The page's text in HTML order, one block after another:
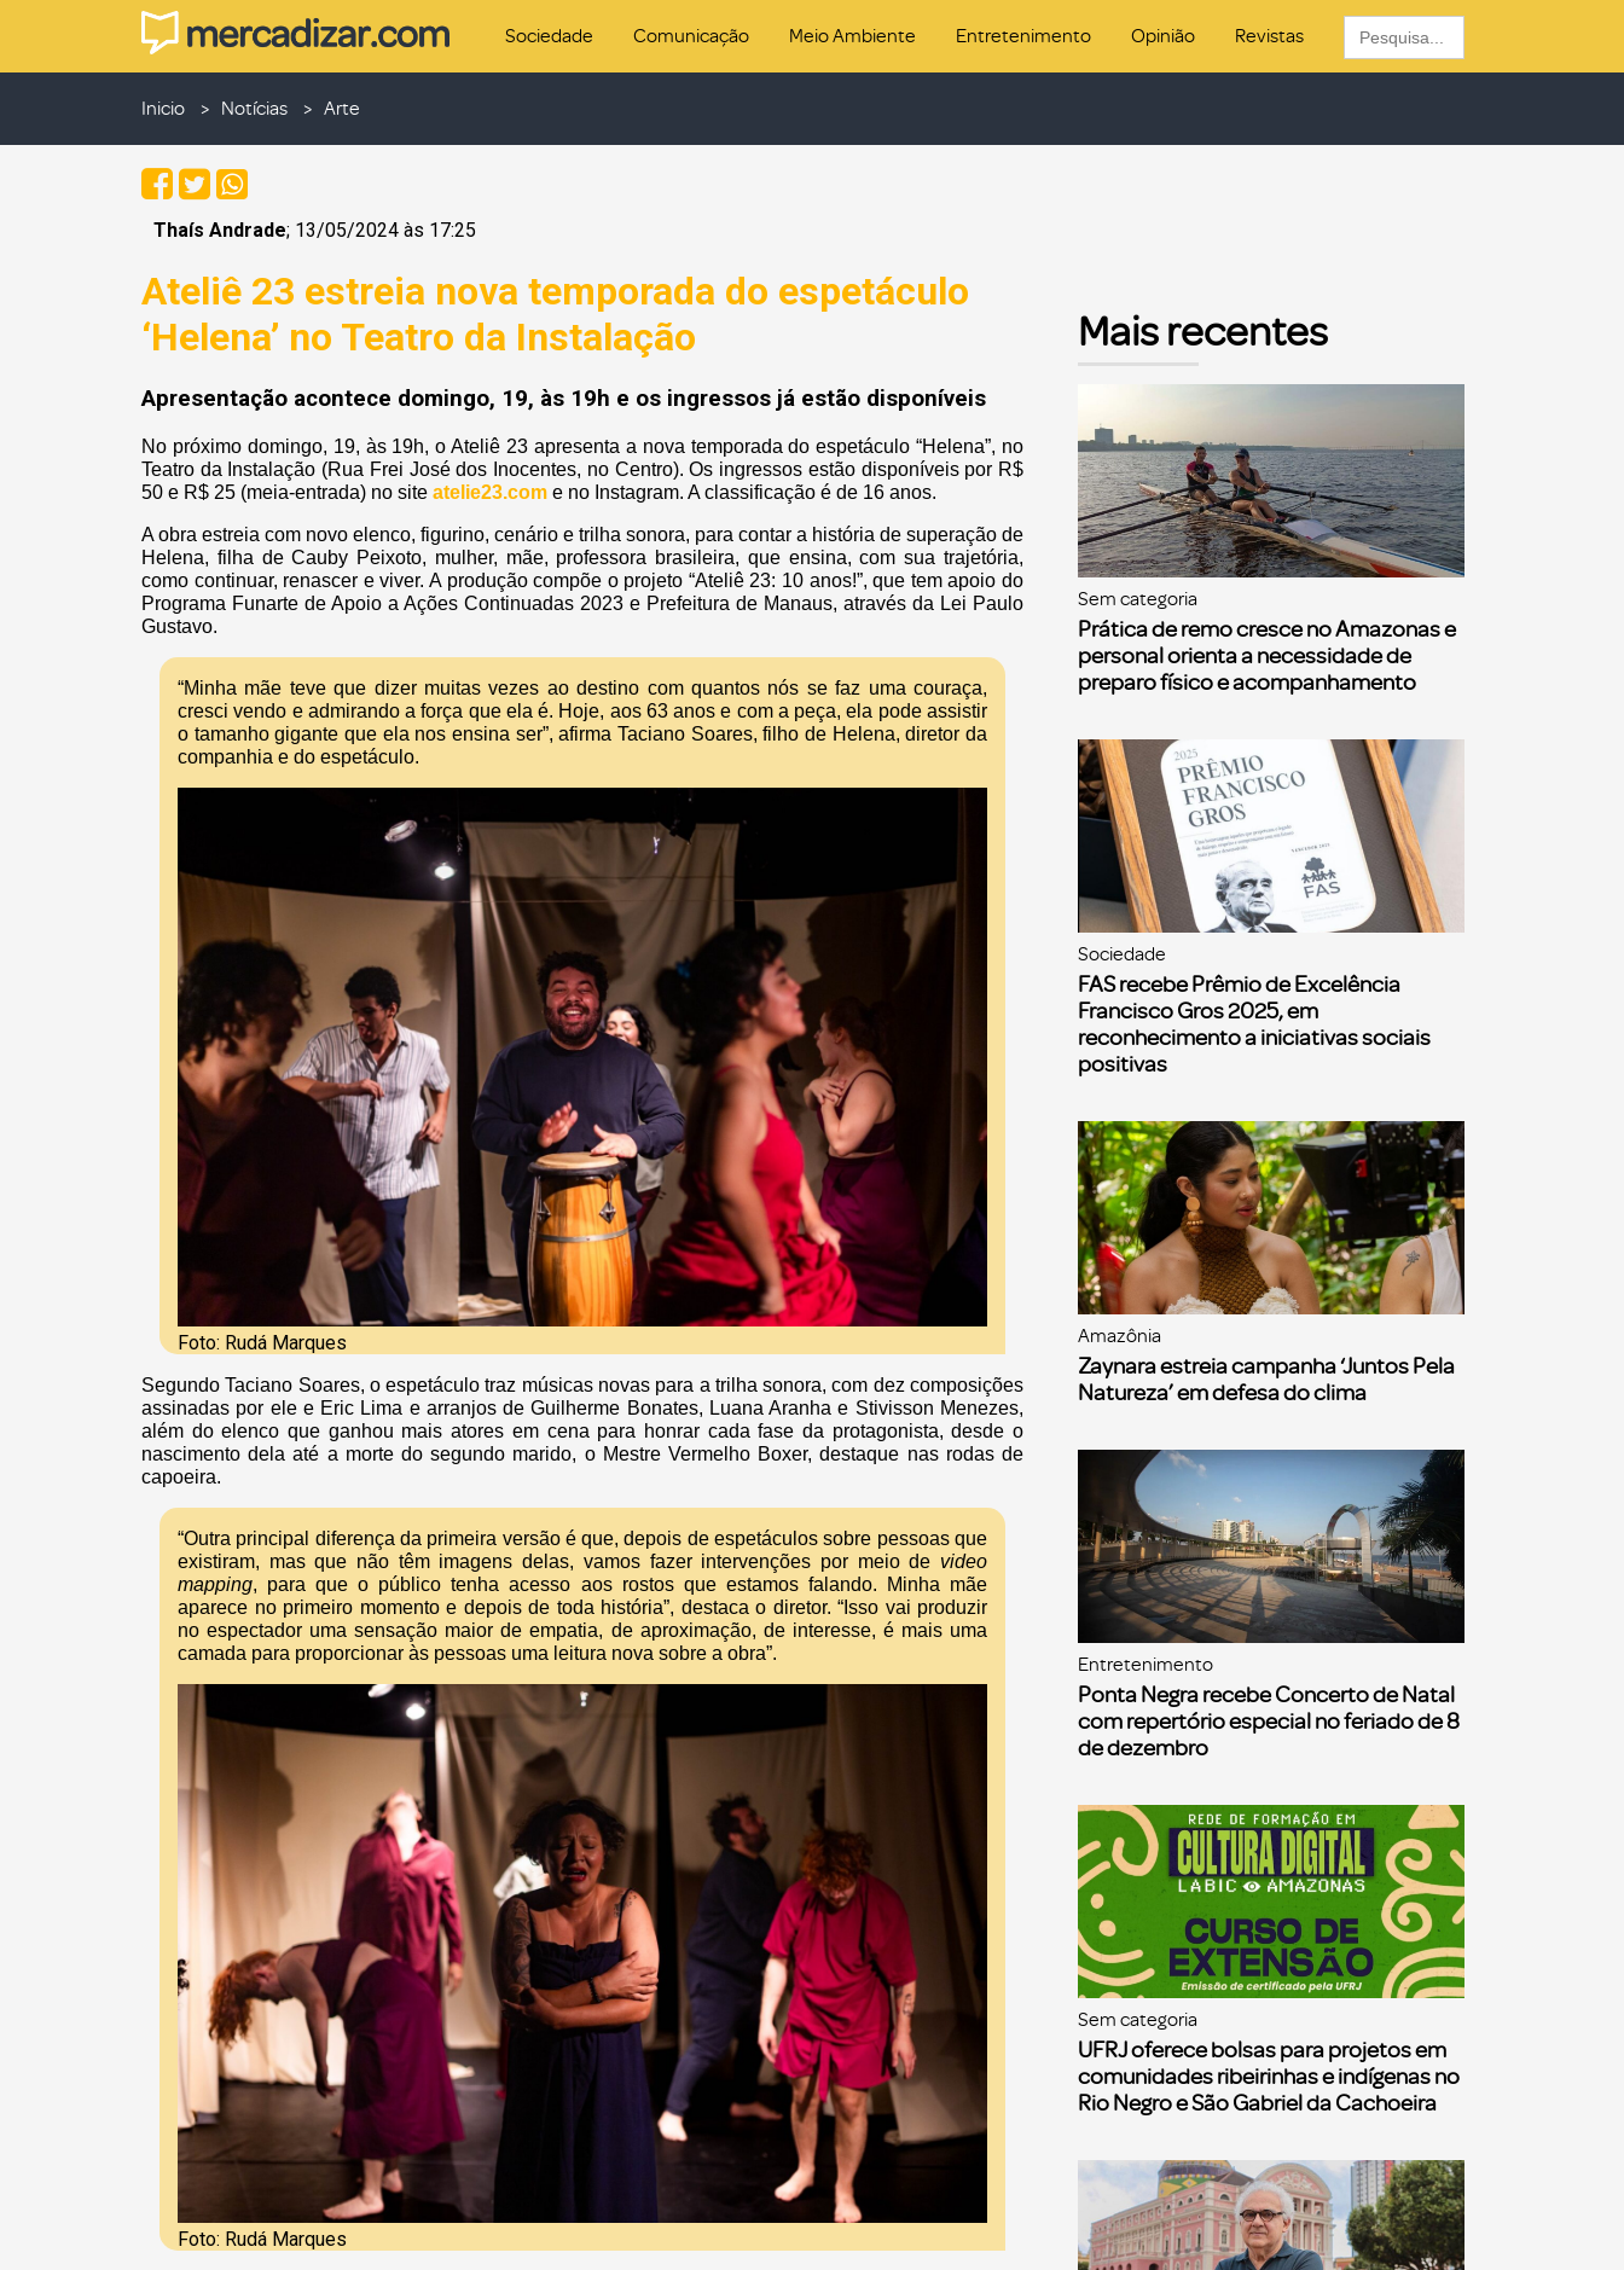
Sociedade Comunicação Meio Ambiente Entretenimento Opinião Revistas
Search
for:
Inicio Notícias Arte
Thaís Andrade; 13/05/2024 às 17:25
Ateliê 23 estreia nova temporada do espetáculo
‘Helena’ no Teatro da Instalação
Apresentação acontece domingo, 19, às 19h e os ingressos já estão disponíveis
No próximo domingo, 19, às 19h, o Ateliê 23 apresenta a nova temporada do espetáculo “Helena”, no
Teatro da Instalação (Rua Frei José dos Inocentes, no Centro). Os ingressos estão disponíveis por R$
50 e R$ 25 (meia-entrada) no site atelie23.com e no Instagram. A classificação é de 16 anos.
A obra estreia com novo elenco, figurino, cenário e trilha sonora, para contar a história de superação de
Helena, filha de Cauby Peixoto, mulher, mãe, professora brasileira, que ensina, com sua trajetória,
como continuar, renascer e viver. A produção compõe o projeto “Ateliê 23: 10 anos!”, que tem apoio do
Programa Funarte de Apoio a Ações Continuadas 2023 e Prefeitura de Manaus, através da Lei Paulo
Gustavo.
“Minha mãe teve que dizer muitas vezes ao destino com quantos nós se faz uma couraça,
cresci vendo e admirando a força que ela é. Hoje, aos 63 anos e com a peça, ela pode assistir
o tamanho gigante que ela nos ensina ser”, afirma Taciano Soares, filho de Helena, diretor da
companhia e do espetáculo.
Foto: Rudá Marques
Segundo Taciano Soares, o espetáculo traz músicas novas para a trilha sonora, com dez composições
assinadas por ele e Eric Lima e arranjos de Guilherme Bonates, Luana Aranha e Stivisson Menezes,
além do elenco que ganhou mais atores em cena para honrar cada fase da protagonista, desde o
nascimento dela até a morte do segundo marido, o Mestre Vermelho Boxer, destaque nas rodas de
capoeira.
“Outra principal diferença da primeira versão é que, depois de espetáculos sobre pessoas que
existiram, mas que não têm imagens delas, vamos fazer intervenções por meio de video
mapping, para que o público tenha acesso aos rostos que estamos falando. Minha mãe
aparece no primeiro momento e depois de toda história”, destaca o diretor. “Isso vai produzir
no espectador uma sensação maior de empatia, de aproximação, de interesse, é mais uma
camada para proporcionar às pessoas uma leitura nova sobre a obra”.
Foto: Rudá Marques
Mais recentes
Sem categoria
Prática de remo cresce no Amazonas e
personal orienta a necessidade de
preparo físico e acompanhamento
Sociedade
FAS recebe Prêmio de Excelência
Francisco Gros 2025, em
reconhecimento a iniciativas sociais
positivas
Amazônia
Zaynara estreia campanha ‘Juntos Pela
Natureza’ em defesa do clima
Entretenimento
Ponta Negra recebe Concerto de Natal
com repertório especial no feriado de 8
de dezembro
Sem categoria
UFRJ oferece bolsas para projetos em
comunidades ribeirinhas e indígenas no
Rio Negro e São Gabriel da Cachoeira